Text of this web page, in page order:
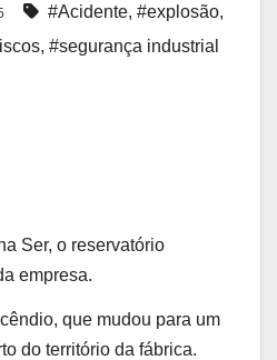
#Acidente, #explosão,
, #segurança industrial
Ser, o reservatório
empresa.
que mudou para um
do território da fábrica.